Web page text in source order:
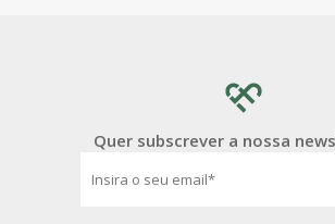
Quer subscrever a nossa